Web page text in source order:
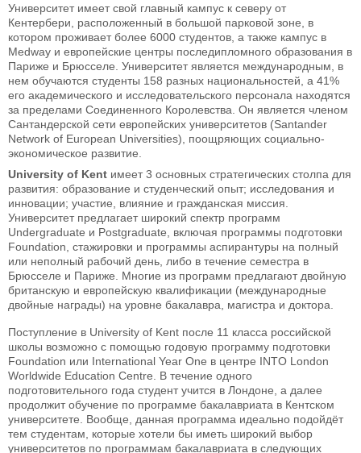
Университет имеет свой главный кампус к северу от
Кентербери, расположенный в большой парковой зоне, в
котором проживает более 6000 студентов, а также кампус в
Medway и европейские центры последипломного образования в
Париже и Брюсселе. Университет является международным, в
нем обучаются студенты 158 разных национальностей, а 41%
его академического и исследовательского персонала находятся
за пределами Соединенного Королевства. Он является членом
Сантандерской сети европейских университетов (Santander
Network of European Universities), поощряющих социально-
экономическое развитие.
University of Kent имеет 3 основных стратегических столпа для
развития: образование и студенческий опыт; исследования и
инновации; участие, влияние и гражданская миссия.
Университет предлагает широкий спектр программ
Undergraduate и Postgraduate, включая программы подготовки
Foundation, стажировки и программы аспирантуры на полный
или неполный рабочий день, либо в течение семестра в
Брюсселе и Париже. Многие из программ предлагают двойную
британскую и европейскую квалификации (международные
двойные награды) на уровне бакалавра, магистра и доктора.
Поступление в University of Kent после 11 класса российской
школы возможно с помощью годовую программу подготовки
Foundation или International Year One в центре INTO London
Worldwide Education Centre. В течение одного
подготовительного года студент учится в Лондоне, а далее
продолжит обучение по программе бакалавриата в Кентском
университете. Вообще, данная программа идеально подойдёт
тем студентам, которые хотели бы иметь широкий выбор
университетов по программам бакалавриата в следующих